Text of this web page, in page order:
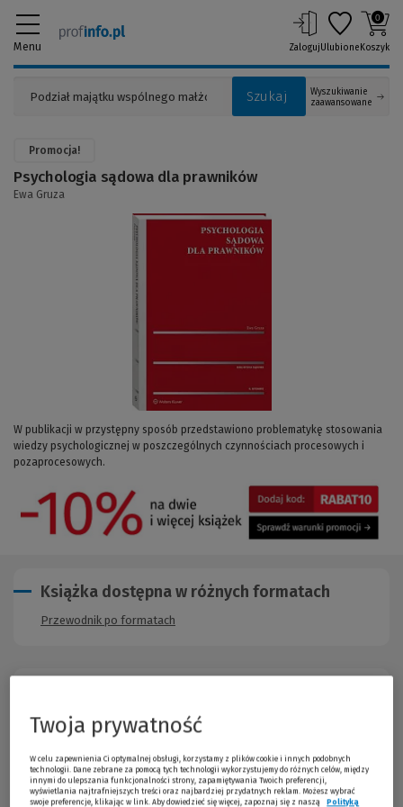
Menu
Szukaj
Wyszukiwanie
zaawansowane
ZalogujUlubione
0
Koszyk
Promocja!
(Link
W publikacji w przystępny sposób przedstawiono problematykę stosowania
wiedzy psychologicznej w poszczególnych czynnościach procesowych i
pozaprocesowych.
Psychologia sądowa dla prawników
Ewa Gruza
W publikacji w przystępny sposób przedstawiono
stosowania wiedzy psychologicznej w poszczególnych
czynnościach procesowych i pozaprocesowych, łącząc ze
sobą rozważania teoretyczne z zaleceniami praktycznymi.
Książka dostępna w różnych formatach
Przewodnik po formatach
Twoja prywatność
W celu zapewnienia Ci optymalnej obsługi, korzystamy z plików cookie i innych podobnych
technologii. Dane zebrane za pomocą tych technologii wykorzystujemy do różnych celów, między
innymi do ulepszania funkcjonalności strony, zapamiętywania Twoich preferencji,
wyświetlania najtrafniejszych treści oraz najbardziej przydatnych reklam. Możesz wybrać
swoje preferencje, klikając w link. Aby dowiedzieć się więcej, zapoznaj się z naszą
Polityką